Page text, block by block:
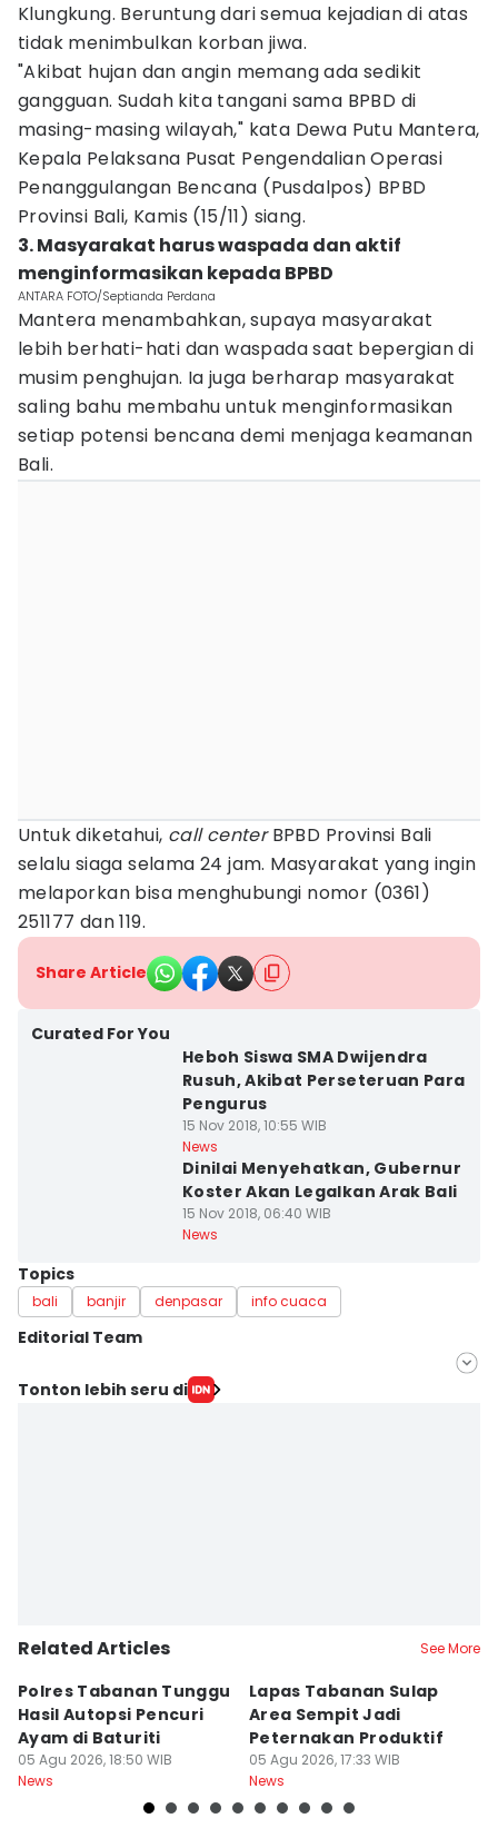
Klungkung. Beruntung dari semua kejadian di atas
tidak menimbulkan korban jiwa.
"Akibat hujan dan angin memang ada sedikit
gangguan. Sudah kita tangani sama BPBD di
masing-masing wilayah," kata Dewa Putu Mantera,
Kepala Pelaksana Pusat Pengendalian Operasi
Penanggulangan Bencana (Pusdalpos) BPBD
Provinsi Bali, Kamis (15/11) siang.
3. Masyarakat harus waspada dan aktif
menginformasikan kepada BPBD
ANTARA FOTO/Septianda Perdana
Mantera menambahkan, supaya masyarakat
lebih berhati-hati dan waspada saat bepergian di
musim penghujan. Ia juga berharap masyarakat
saling bahu membahu untuk menginformasikan
setiap potensi bencana demi menjaga keamanan
Bali.
Untuk diketahui, call centerBPBD Provinsi Bali
selalu siaga selama 24 jam. Masyarakat yang ingin
melaporkan bisa menghubungi nomor (0361)
251177 dan 119.
Share Article
Curated For You
Heboh Siswa SMA Dwijendra
Rusuh, Akibat Perseteruan Para
Pengurus
15 Nov 2018, 10:55 WIB
News
Dinilai Menyehatkan, Gubernur
Koster Akan Legalkan Arak Bali
15 Nov 2018, 06:40 WIB
News
Topics
bali banjir denpasar info cuaca
Editorial Team
Editor
Tonton lebih seru di
Related Articles See More
Polres Tabanan Tunggu
Hasil Autopsi Pencuri
Ayam di Baturiti
05 Agu 2026, 18:50 WIB
News
Lapas Tabanan Sulap
Area Sempit Jadi
Peternakan Produktif
05 Agu 2026, 17:33 WIB
News